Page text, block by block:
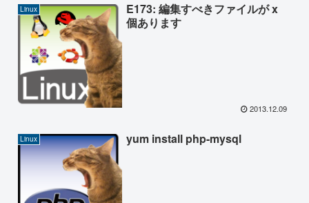
Linux
E173: 編集すべきファイルが x
個あります
2013.12.09
Linux yum install php-mysql